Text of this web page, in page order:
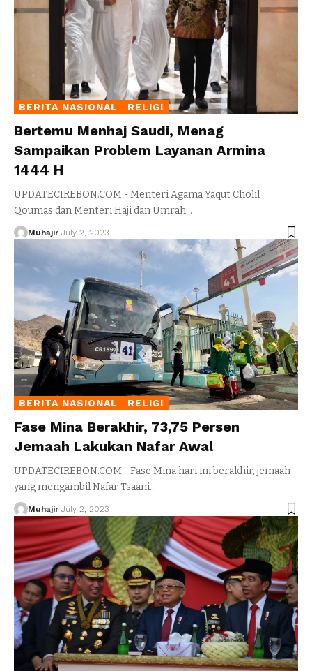
BERITA NASIONAL RELIGI
Bertemu Menhaj Saudi, Menag
Sampaikan Problem Layanan Armina
1444 H
UPDATECIREBON.COM - Menteri Agama Yaqut Cholil
Qoumas dan Menteri Haji dan Umrah…
Muhajir July 2, 2023
BERITA NASIONAL RELIGI
Fase Mina Berakhir, 73,75 Persen
Jemaah Lakukan Nafar Awal
UPDATECIREBON.COM - Fase Mina hari ini berakhir, jemaah
yang mengambil Nafar Tsaani…
Muhajir July 2, 2023